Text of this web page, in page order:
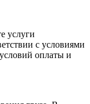
услуги
с условиями
оплаты и